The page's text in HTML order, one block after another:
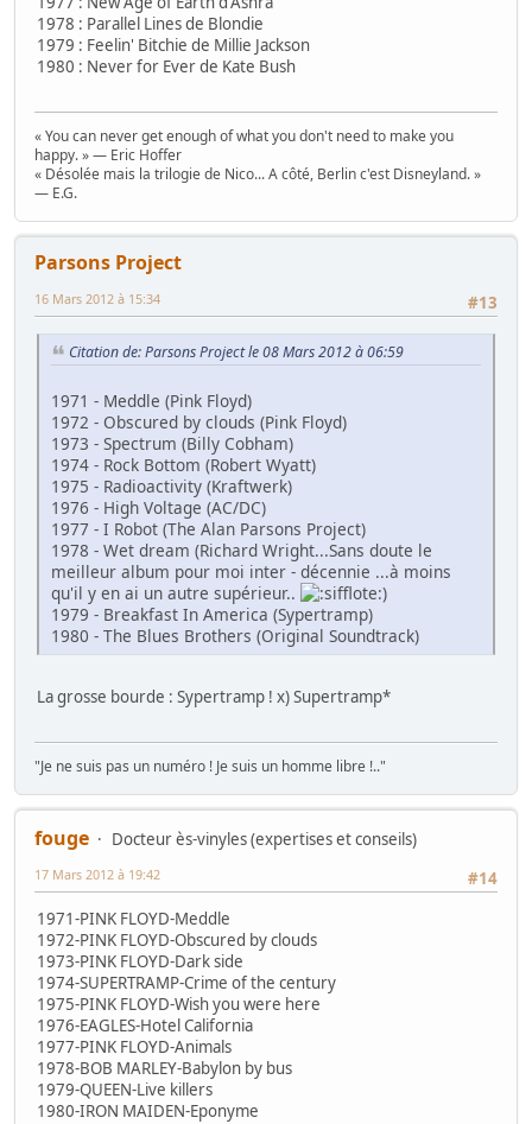
1978 : Parallel Lines de Blondie
1979 : Feelin' Bitchie de Millie Jackson
1980 : Never for Ever de Kate Bush
« You can never get enough of what you don't need to make you
happy. » — Eric Hoffer
« Désolée mais la trilogie de Nico... A côté, Berlin c'est Disneyland. »
— E.G.
Parsons Project
#13
16 Mars 2012 à 15:34
Citation de: Parsons Project le 08 Mars 2012 à 06:59
1971 - Meddle (Pink Floyd)
1972 - Obscured by clouds (Pink Floyd)
1973 - Spectrum (Billy Cobham)
1974 - Rock Bottom (Robert Wyatt)
1975 - Radioactivity (Kraftwerk)
1976 - High Voltage (AC/DC)
1977 - I Robot (The Alan Parsons Project)
1978 - Wet dream (Richard Wright...Sans doute le
meilleur album pour moi inter - décennie ...à moins
qu'il y en ai un autre supérieur..
)
1979 - Breakfast In America (Sypertramp)
1980 - The Blues Brothers (Original Soundtrack)
La grosse bourde : Sypertramp ! x) Supertramp*
"Je ne suis pas un numéro ! Je suis un homme libre !.."
fouge
Docteur ès-vinyles (expertises et conseils)
#14
17 Mars 2012 à 19:42
1971-PINK FLOYD-Meddle
1972-PINK FLOYD-Obscured by clouds
1973-PINK FLOYD-Dark side
1974-SUPERTRAMP-Crime of the century
1975-PINK FLOYD-Wish you were here
1976-EAGLES-Hotel California
1977-PINK FLOYD-Animals
1978-BOB MARLEY-Babylon by bus
1979-QUEEN-Live killers
1980-IRON MAIDEN-Eponyme